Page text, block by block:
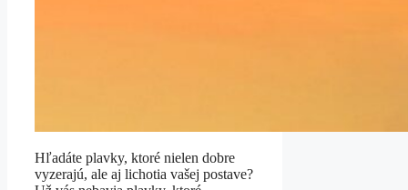
Hľadáte plavky, ktoré nielen dobre
vyzerajú, ale aj lichotia vašej postave?